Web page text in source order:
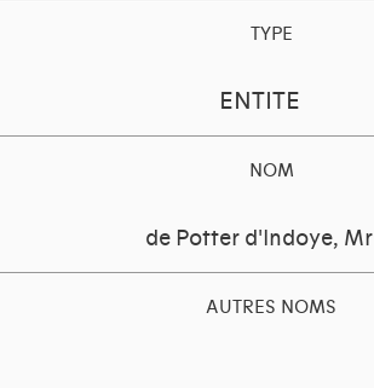
TYPE
ENTITE
NOM
de Potter d'Indoye, Mr
AUTRES NOMS